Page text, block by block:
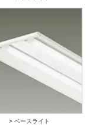
> ベースライト